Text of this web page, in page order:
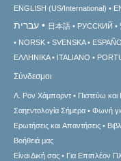
ENGLISH (US/International)
עברית 日本語 РУССКИЙ
NORSK
SVENSKA
ΕΛΛΗΝΙΚA
ITALIANO
Σύνδεσμοι
Λ. Ρον Χάμπαρντ Πιστεύω και
Σαηεντολογία Σήμερα
Φωνή
Ερωτήσεις και Απαντήσεις
Βοήθειά μας
Είναι Δική σας
Για Επιπλέον